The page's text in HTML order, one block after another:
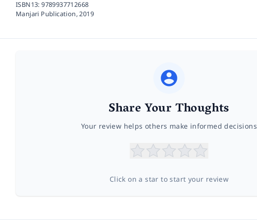
ISBN13:9789937712668
Manjari Publication,2019
Share Your Thoughts
Your review helps others make informed decisions
Click on a star to start your review